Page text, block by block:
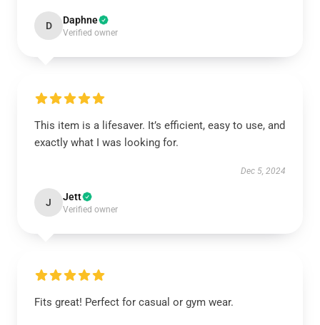
D Daphne
Verified owner
This item is a lifesaver. It’s efficient, easy to use, and
exactly what I was looking for.
Dec 5, 2024
J Jett
Verified owner
Fits great! Perfect for casual or gym wear.